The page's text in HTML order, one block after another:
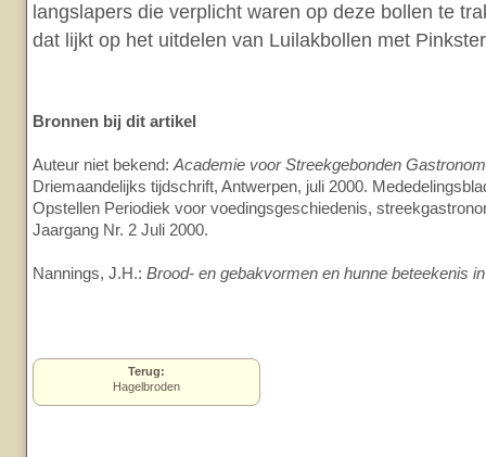
langslapers die verplicht waren op deze bollen te
dat lijkt op het uitdelen van Luilakbollen met
Bronnen bij dit artikel
Auteur niet bekend: Academie voor Streekgebonden
Driemaandelijks tijdschrift, Antwerpen, juli 2000.
Opstellen Periodiek voor voedingsgeschiedenis,
Jaargang Nr. 2 Juli 2000.
Nannings, J.H.: Brood- en gebakvormen en hunne beteekenis
Terug:
Hagelbroden